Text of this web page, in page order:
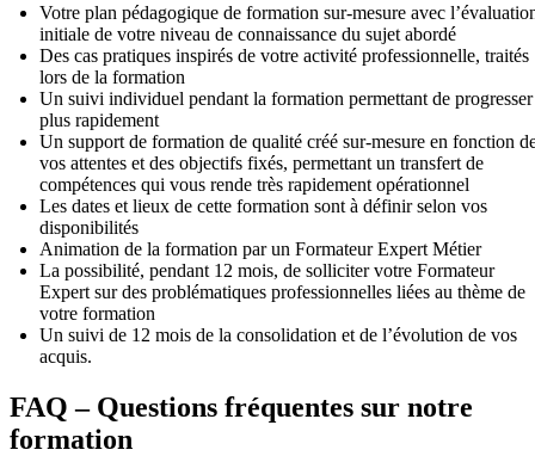
Votre plan pédagogique de formation sur-mesure avec
initiale de votre niveau de connaissance du sujet abordé
Des cas pratiques inspirés de votre activité professionnelle, traités
lors de la formation
Un suivi individuel pendant la formation permettant de progresser
plus rapidement
Un support de formation de qualité créé sur-mesure en fonction
vos attentes et des objectifs fixés, permettant un transfert de
compétences qui vous rende très rapidement opérationnel
Les dates et lieux de cette formation sont à définir selon vos
disponibilités
Animation de la formation par un Formateur Expert Métier
La possibilité, pendant 12 mois, de solliciter votre Formateur
Expert sur des problématiques professionnelles liées au thème de
votre formation
Un suivi de 12 mois de la consolidation et de l’évolution de vos
acquis.
FAQ – Questions fréquentes sur notre
formation